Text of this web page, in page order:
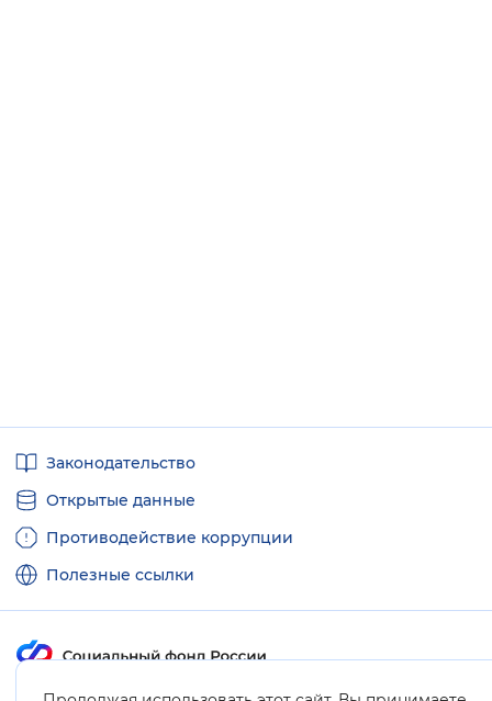
ссылкиЗаконодательство
Открытые данные
Противодействие коррупции
Полезные ссылки